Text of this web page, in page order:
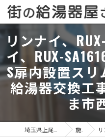
リンナイ、
イ、RUX-
S扉内設置ス
給湯器交換工
ま市
施工事例 リン